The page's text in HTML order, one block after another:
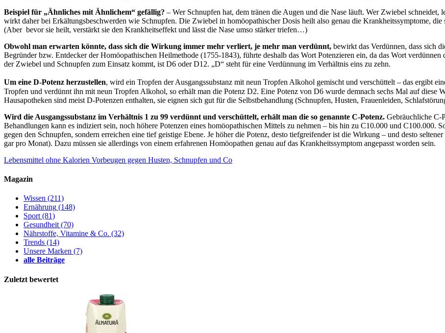
Beispiel für „Ähnliches mit Ähnlichem“ gefällig? – Wer Schnupfen hat, dem tränen die Augen und die Nase läuft. Wer Zwiebel
wirkt daher bei Erkältungsbeschwerden wie Schnupfen. Die Zwiebel in homöopathischer Dosis heilt also genau die Krankheitssymptome,
(Aber bevor sie heilt, verstärkt sie den Krankheitseffekt und lässt die Nase umso stärker triefen…)
Obwohl man erwarten könnte, dass sich die Wirkung immer mehr verliert, je mehr man verdünnt, bewirkt das Verdünnen, dass sich
Begründer bzw. Entdecker der Homöopathischen Heilmethode (1755-1843), führte deshalb das Wort Potenzieren ein, da das Wort
der Zwiebel und Schnupfen zum Einsatz kommt, ist D6 oder D12. „D“ steht für eine Verdünnung im Verhältnis eins zu zehn.
Um eine D-Potenz herzustellen, wird ein Tropfen der Ausgangssubstanz mit neun Tropfen Alkohol gemischt und verschüttelt – das ergibt
Tropfen und verdünnt ihn mit neun Tropfen Alkohol, so erhält man die Potenz D2. Eine Potenz von D6 wurde demnach sechs Mal auf diese
Hausapotheken sind meist D-Potenzen enthalten, sie eignen sich gut für die Selbstbehandlung (Schnupfen, Husten, Frauenleiden,
Wird die Ausgangssubstanz im Verhältnis 1 zu 99 verdünnt und verschüttelt, erhält man die so genannte C-Potenz. Gebräuchliche C-
Behandlungen kann es indiziert sein, noch höhere Potenzen eines homöopathischen Mittels zu nehmen – bis hin zu C10.000 und C100.000.
gegen den Schnupfen, sondern erreichen eine tief geistige Ebene. Je höher die Potenz, desto tiefgreifender ist die Wirkung – und desto
gar pro Monat). Dazu müssen sie allerdings von einem erfahrenen Homöopathen genau auf das Krankheitssymptom angepasst worden sein.
Lebensmittel ohne Kalorien Vorbeugen gegen Husten, Schnupfen und Co
Magazin
Wissen (211)
Ernährung (148)
Sport (81)
Gesundheit (70)
Nährstoffe, Vitamine & Co. (32)
Trends (14)
Unsere Marken (7)
alle Beiträge
Zuletzt bewertet